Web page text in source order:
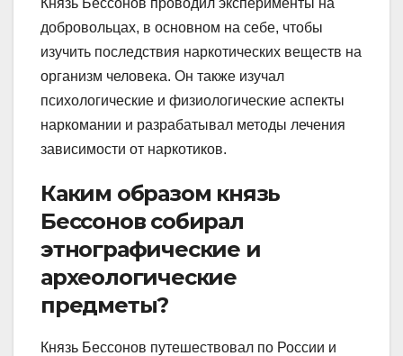
добровольцах, в основном на себе, чтобы
изучить последствия наркотических веществ на
организм человека. Он также изучал
психологические и физиологические аспекты
наркомании и разрабатывал методы лечения
зависимости от наркотиков.
Каким образом князь
Бессонов собирал
этнографические и
археологические
предметы?
Князь Бессонов путешествовал по России и